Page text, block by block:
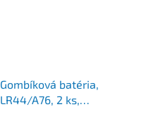
Gombíková batéria,
LR44/A76, 2 ks,